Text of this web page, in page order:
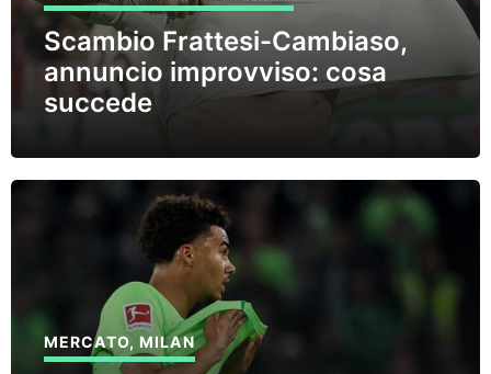
Scambio Frattesi-Cambiaso,
annuncio improvviso: cosa
succede
MERCATO, MILAN